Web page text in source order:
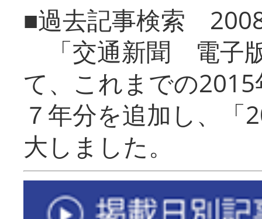
■過去記事検索
「交通新聞 電子
て、これまでの
７年分を追加し、「
大しまし